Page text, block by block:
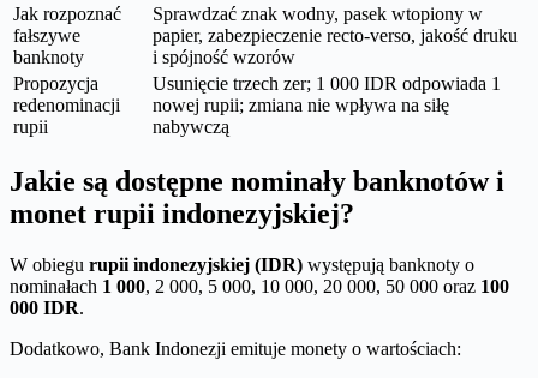
Jak rozpoznać
fałszywe
banknoty
Sprawdzać znak wodny, pasek wtopiony w
papier, zabezpieczenie recto-verso, jakość druku
i spójność wzorów
Propozycja
redenominacji
rupii
Usunięcie trzech zer; 1 000 IDR odpowiada 1
nowej rupii; zmiana nie wpływa na siłę
nabywczą
Jakie są dostępne nominały banknotów i
monet rupii indonezyjskiej?
W obiegu rupii indonezyjskiej (IDR) występują banknoty o
nominałach 1 000, 2 000, 5 000, 10 000, 20 000, 50 000 oraz 100
000 IDR.
Dodatkowo, Bank Indonezji emituje monety o wartościach: